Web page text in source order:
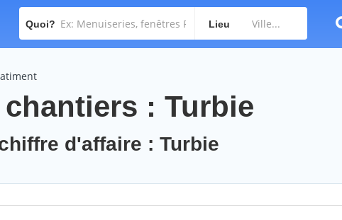
Quoi? Lieu
: Turbie
d'affaire : Turbie